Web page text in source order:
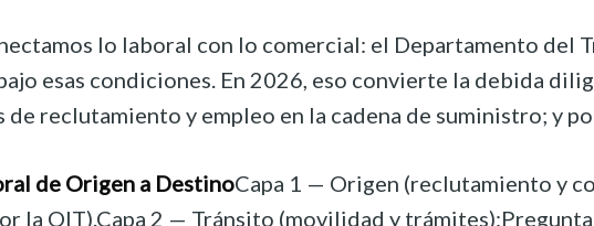
lo laboral con lo comercial: el Departamento
esas condiciones. En 2026, eso convierte la debida
de reclutamiento y empleo en la cadena de suministro; y
de Origen a DestinoCapa 1 — Origen (reclutamiento y
la OIT).Capa 2 — Tránsito (movilidad y